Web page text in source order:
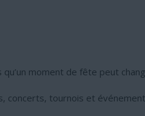
qu’un moment de fête peut
concerts, tournois et